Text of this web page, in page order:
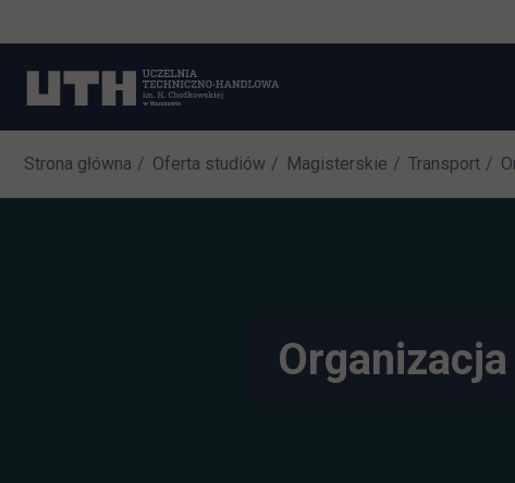
Strona główna Oferta studiów Magisterskie Transport